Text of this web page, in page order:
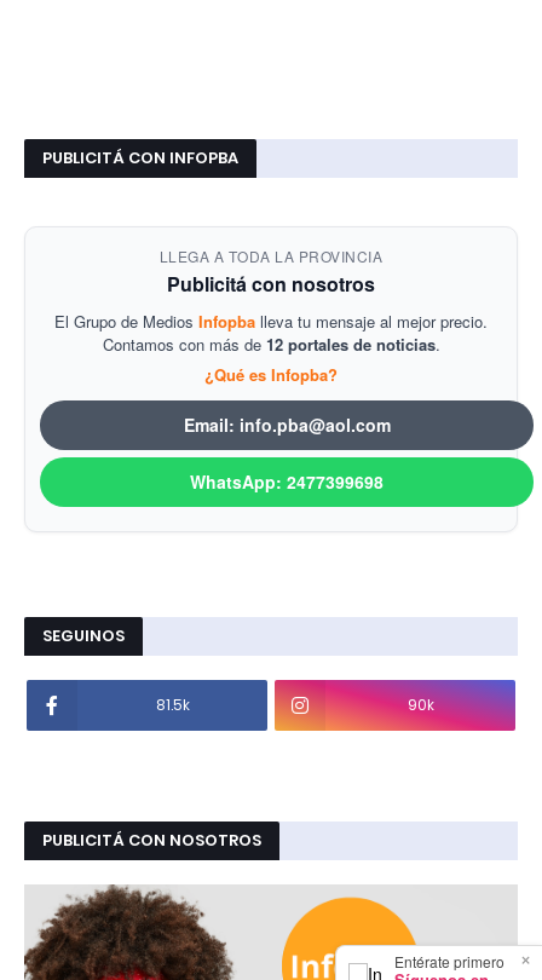
PUBLICITÁ CON INFOPBA
LLEGA A TODA LA PROVINCIA
Publicitá con nosotros
El Grupo de Medios Infopba lleva tu mensaje al mejor precio.
Contamos con más de 12 portales de noticias.
¿Qué es Infopba?
Email: info.pba@aol.com
WhatsApp: 2477399698
×
Entérate primero
SEGUINOS
81.5k 90k
PUBLICITÁ CON NOSOTROS